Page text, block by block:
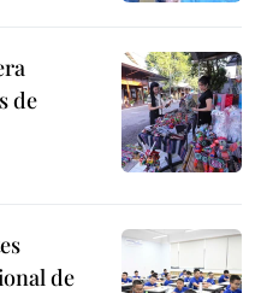
de
de